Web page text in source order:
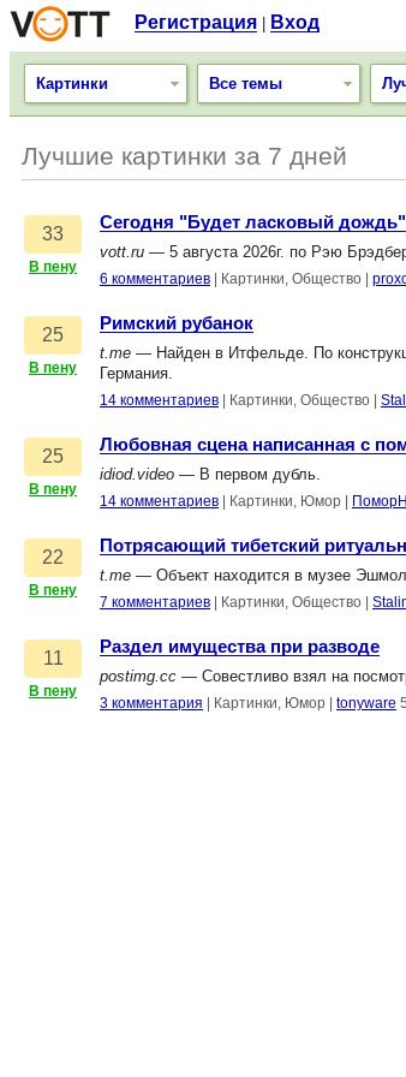
Регистрация Вход
Картинки Все темы
Лучшие картинки за 7 дней
33
В пену
Сегодня "Будет ласковый дождь"
vott.ru — 5 августа 2026г. по Рэю
6 комментариев Картинки, Общество
25
В пену
Римский рубанок
t.me — Найден в Итфельде. По
Германия.
14 комментариев Картинки, Общество
25
В пену
Любовная сцена написанная с
idiod.video — В первом дубль.
14 комментариев Картинки, Юмор
22
В пену
Потрясающий тибетский
t.me — Объект находится в музее
7 комментариев Картинки, Общество
11
В пену
Раздел имущества при разводе
postimg.cc — Совестливо взял на
3 комментария Картинки, Юмор tonyware